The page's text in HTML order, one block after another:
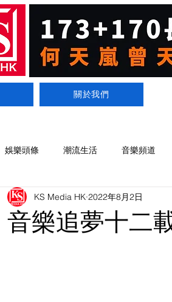
關於我們
娛樂頭條 潮流生活 音樂頻道
音樂追夢十二
KS Media HK 2022年8月2日